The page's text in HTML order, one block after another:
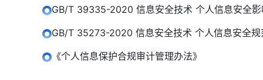
GB/T 39335-2020 信息安全技术 个人信息安全影
GB/T 35273-2020 信息安全技术 个人信息安全规
《个人信息保护合规审计管理办法》